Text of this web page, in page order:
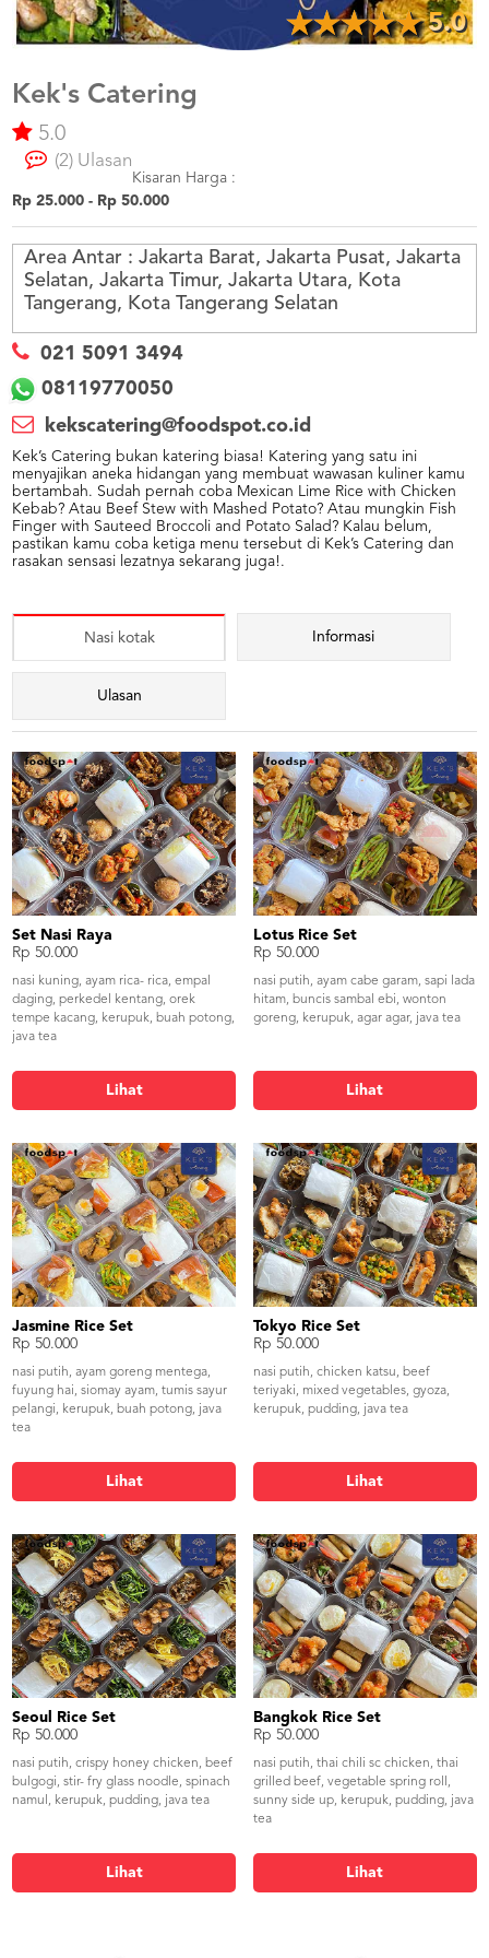
US
CATERERS
TERMS
&
CONDITIONS
CENTER
3494
LOGIN
DAFTAR
5.0
Kek's Catering
5.0
(2) Ulasan
Kisaran Harga :
Rp 25.000 - Rp 50.000
Area Antar : Jakarta Barat, Jakarta Pusat, Jakarta
Selatan, Jakarta Timur, Jakarta Utara, Kota
Tangerang, Kota Tangerang Selatan
021 5091 3494
08119770050
kekscatering@foodspot.co.id
Kek’s Catering bukan katering biasa! Katering yang satu ini
menyajikan aneka hidangan yang membuat wawasan kuliner kamu
bertambah. Sudah pernah coba Mexican Lime Rice with Chicken
Kebab? Atau Beef Stew with Mashed Potato? Atau mungkin Fish
Finger with Sauteed Broccoli and Potato Salad? Kalau belum,
pastikan kamu coba ketiga menu tersebut di Kek’s Catering dan
rasakan sensasi lezatnya sekarang juga!.
Nasi kotak Informasi
Ulasan
Set Nasi Raya
Rp 50.000
nasi kuning, ayam rica- rica, empal
daging, perkedel kentang, orek
tempe kacang, kerupuk, buah potong,
java tea
Lihat
Lotus Rice Set
Rp 50.000
nasi putih, ayam cabe garam, sapi lada
hitam, buncis sambal ebi, wonton
goreng, kerupuk, agar agar, java tea
Lihat
Jasmine Rice Set
Rp 50.000
nasi putih, ayam goreng mentega,
fuyung hai, siomay ayam, tumis sayur
pelangi, kerupuk, buah potong, java
tea
Lihat
Tokyo Rice Set
Rp 50.000
nasi putih, chicken katsu, beef
teriyaki, mixed vegetables, gyoza,
kerupuk, pudding, java tea
Lihat
Seoul Rice Set
Rp 50.000
nasi putih, crispy honey chicken, beef
bulgogi, stir- fry glass noodle, spinach
namul, kerupuk, pudding, java tea
Lihat
Bangkok Rice Set
Rp 50.000
nasi putih, thai chili sc chicken, thai
grilled beef, vegetable spring roll,
sunny side up, kerupuk, pudding, java
tea
Lihat